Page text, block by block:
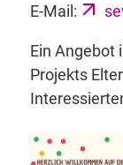
E-Mail:
Ein Angebot
Projekts